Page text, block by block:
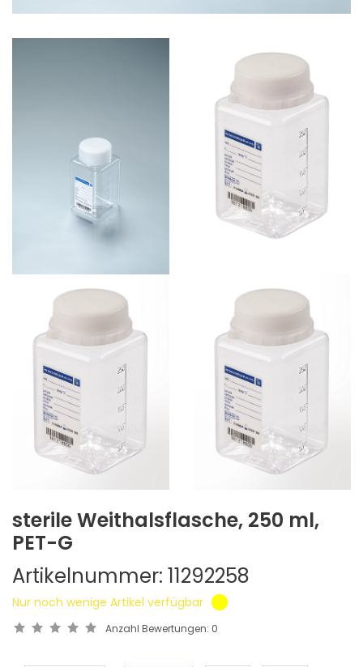
sterile Weithalsflasche, 250 ml,
PET-G
Artikelnummer: 11292258
Nur noch wenige Artikel verfügbar
Anzahl Bewertungen: 0